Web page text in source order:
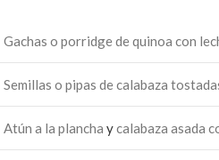
Gachas o porridge de quinoa con
Semillas o pipas de calabaza
Atún a la plancha ycalabaza asada